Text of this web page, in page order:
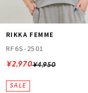
RIKKA FEMME
RF6S-2501
¥4,950
¥2,970